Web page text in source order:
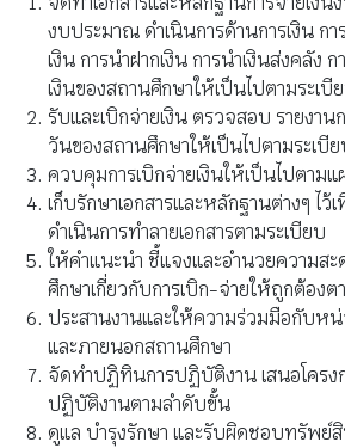
งบประมาณ ดำเนินการด้านการเงิน กา
เงิน การนำฝากเงิน การนำเงินส่งคลัง
เงินของสถานศึกษาให้เป็นไปตามระเบี
รับและเบิกจ่ายเงิน ตรวจสอบ รายงาน
วันของสถานศึกษาให้เป็นไปตามระเบี
ควบคุมการเบิกจ่ายเงินให้เป็นไปตาม
เก็บรักษาเอกสารและหลักฐานต่างๆ ไว้
ดำเนินการทำลายเอกสารตามระเบียบ
ให้คำแนะนำ ชี้แจงและอำนวยความส
ศึกษาเกี่ยวกับการเบิก-จ่ายให้ถูกต้องต
ประสานงานและให้ความร่วมมือกับห
และภายนอกสถานศึกษา
จัดทำปฏิทินการปฏิบัติงาน เสนอโครง
ปฏิบัติงานตามลำดับขั้น
ดูแล บำรุงรักษา และรับผิดชอบทรัพย์